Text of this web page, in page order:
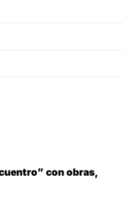
con obras,